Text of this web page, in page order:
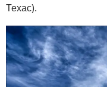
Техас).